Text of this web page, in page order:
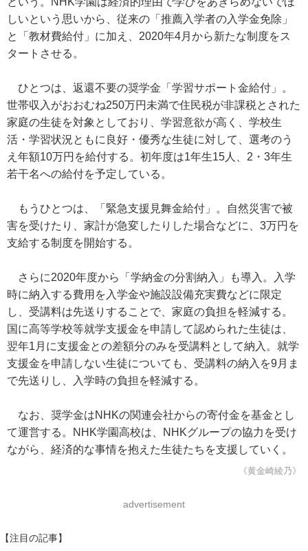
しいという思いから、従来の「推薦入学者の入学金免除」
と「教材費給付」に加え、2020年4月から新たな制度をス
タートさせる。
ひとつは、返還不要の奨学金「学習サポート金給付」。
世帯収入がおおむね250万円未満で住民税が非課税とされた
家庭の生徒を対象としており、学習意欲が高く、学校生
活・学習状況ともに良好・優秀な生徒に対して、選考のう
え年額10万円を給付する。初年度は1年生15人、2・3年生
若干名への給付を予定している。
もうひとつは、「緊急支援見舞金給付」。自然災害で被
害を受けたり、家計が急変したりした場合などに、3万円を
支給する制度を開始する。
さらに2020年度から「学納金の分割納入」も導入。入学
時に納入する費用を入学金や施設設備充実費などに限定
し、受講料は先送りすることで、家庭の負担を軽減する。
国に高等学校等就学支援金を申請して認められた生徒は、
翌年1月に支援金との差額分のみを受講料として納入。就学
支援金を申請しない生徒についても、受講料の納入を9月ま
で先送りし、入学時の負担を軽減する。
なお、奨学金はNHKの関連会社からの寄付金を基金とし
て運営する。NHK学園高校は、NHKグループの協力を受け
ながら、経済的な事情を抱えた生徒たちを支援していく。
《黄金崎綾乃》
advertisement
【注目の記事】